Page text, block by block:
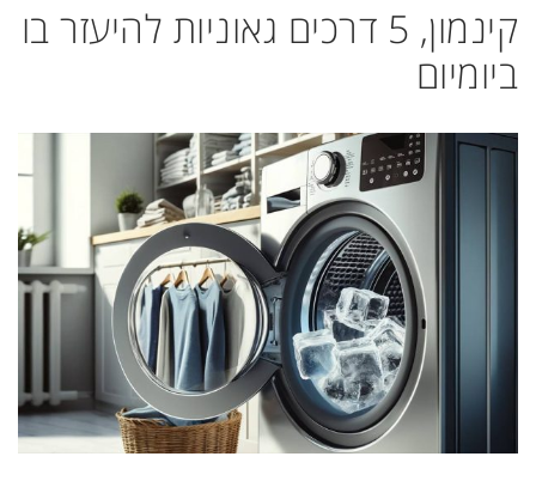
קינמון, 5 דרכים גאוניות להיעזר בו
ביומיום